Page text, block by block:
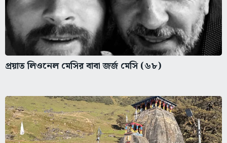
প্রয়াত লিওনেল মেসির বাবা জর্জ মেসি (৬৮)